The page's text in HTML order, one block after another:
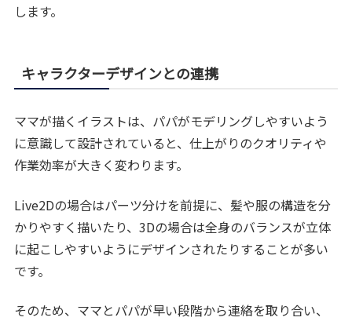
します。
キャラクターデザインとの連携
ママが描くイラストは、パパがモデリングしやすいよう
に意識して設計されていると、仕上がりのクオリティや
作業効率が大きく変わります。
Live2Dの場合はパーツ分けを前提に、髪や服の構造を分
かりやすく描いたり、3Dの場合は全身のバランスが立体
に起こしやすいようにデザインされたりすることが多い
です。
そのため、ママとパパが早い段階から連絡を取り合い、